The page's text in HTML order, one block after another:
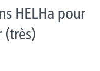
HELHa pour
(très)